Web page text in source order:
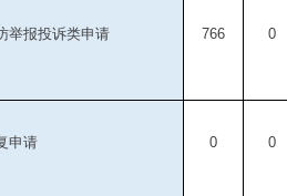
举报投诉类申请 766 0
申请 0 0